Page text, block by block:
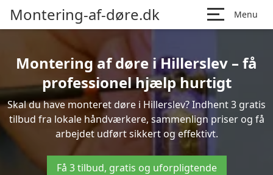
Montering-af-døre.dk Menu
Montering af døre i Hillerslev – få
professionel hjælp hurtigt
Skal du have monteret døre i Hillerslev? Indhent 3 gratis
tilbud fra lokale håndværkere, sammenlign priser og få
arbejdet udført sikkert og effektivt.
Få 3 tilbud, gratis og uforpligtende